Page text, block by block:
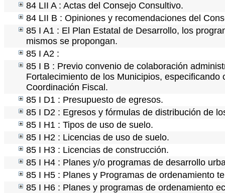
84 LII A : Actas del Consejo Consultivo.
84 LII B : Opiniones y recomendaciones del
85 I A1 : El Plan Estatal de Desarrollo, los
mismos se propongan.
85 I A2 :
85 I B : Previo convenio de colaboración
Fortalecimiento de los Municipios,
Coordinación Fiscal.
85 I D1 : Presupuesto de egresos.
85 I D2 : Egresos y fórmulas de distribución de
85 I H1 : Tipos de uso de suelo.
85 I H2 : Licencias de uso de suelo.
85 I H3 : Licencias de construcción.
85 I H4 : Planes y/o programas de desarrollo
85 I H5 : Planes y Programas de ordenamiento
85 I H6 : Planes y programas de ordenamiento